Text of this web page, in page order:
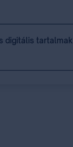
digitális